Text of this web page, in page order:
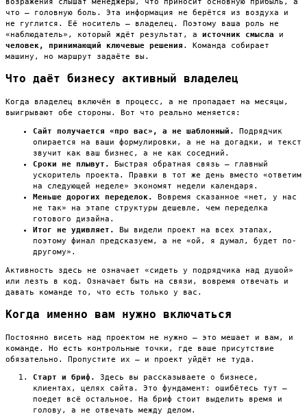
что — головную боль. Эта информация не берётся из воздуха и
не гуглится. Её носитель — владелец. Поэтому ваша роль не
«наблюдатель», который ждёт результат, а источник смысла и
человек, принимающий ключевые решения . Команда собирает
машину, но маршрут задаёте вы.
Что даёт бизнесу активный владелец
Когда владелец включён в процесс, а не пропадает на месяцы,
выигрывают обе стороны. Вот что реально меняется:
Сайт получается «про вас», а не шаблонный.
Подрядчик
опирается на ваши формулировки, а не на догадки, и текст
звучит как ваш бизнес, а не как соседний.
Сроки не плывут.
Быстрая обратная связь — главный
ускоритель проекта. Правки в тот же день вместо «ответим
на следующей неделе» экономят недели календаря.
Меньше дорогих переделок.
Вовремя сказанное «нет, у нас
не так» на этапе структуры дешевле, чем переделка
готового дизайна.
Итог не удивляет.
Вы видели проект на всех этапах,
поэтому финал предсказуем, а не «ой, я думал, будет по-
другому».
Активность здесь не означает «сидеть у подрядчика над душой»
или лезть в код. Означает быть на связи, вовремя отвечать и
давать команде то, что есть только у вас.
Когда именно вам нужно включаться
Постоянно висеть над проектом не нужно — это мешает и вам, и
команде. Но есть контрольные точки, где ваше присутствие
обязательно. Пропустите их — и проект уйдёт не туда.
Старт и бриф.
Здесь вы рассказываете о бизнесе,
клиентах, целях сайта. Это фундамент: ошибётесь тут —
поедет всё остальное. На бриф стоит выделить время и
голову, а не отвечать между делом.